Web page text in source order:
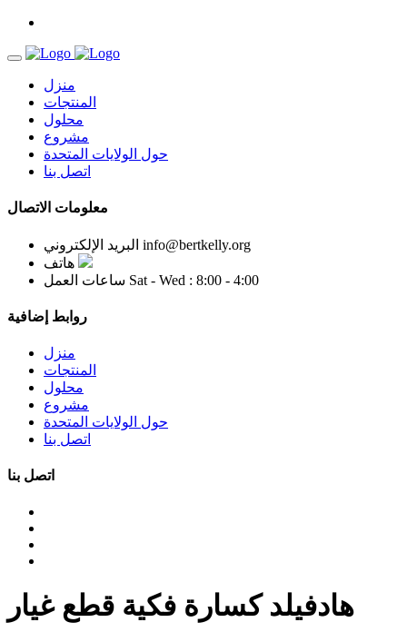
منزل
المنتجات
محلول
مشروع
حول الولايات المتحدة
اتصل بنا
معلومات الاتصال
البريد الإلكتروني info@bertkelly.org
هاتف
ساعات العمل Sat - Wed : 8:00 - 4:00
روابط إضافية
منزل
المنتجات
محلول
مشروع
حول الولايات المتحدة
اتصل بنا
اتصل بنا
هادفيلد كسارة فكية قطع غيار